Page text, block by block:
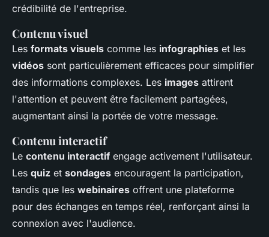
crédibilité de l'entreprise.
Contenu visuel
Les formats visuels comme les infographies et les
vidéos sont particulièrement efficaces pour simplifier
des informations complexes. Les images attirent
l'attention et peuvent être facilement partagées,
augmentant ainsi la portée de votre message.
Contenu interactif
Le contenu interactif engage activement l'utilisateur.
Les quiz et sondages encouragent la participation,
tandis que les webinaires offrent une plateforme
pour des échanges en temps réel, renforçant ainsi la
connexion avec l'audience.